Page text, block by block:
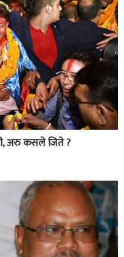
अरु कसले जिते ?